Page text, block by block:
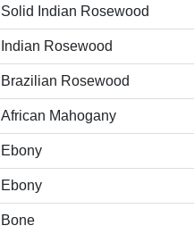
Solid Indian Rosewood
Indian Rosewood
Brazilian Rosewood
African Mahogany
Ebony
Ebony
Bone